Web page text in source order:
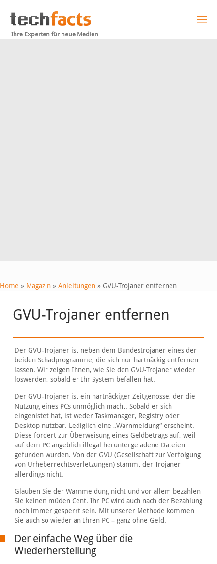
Ihre Experten für neue Medien
Home » Magazin » Anleitungen » GVU-Trojaner entfernen
GVU-Trojaner entfernen
Der GVU-Trojaner ist neben dem Bundestrojaner eines der
beiden Schadprogramme, die sich nur hartnäckig entfernen
lassen. Wir zeigen Ihnen, wie Sie den GVU-Trojaner wieder
loswerden, sobald er Ihr System befallen hat.
Der GVU-Trojaner ist ein hartnäckiger Zeitgenosse, der die
Nutzung eines PCs unmöglich macht. Sobald er sich
eingenistet hat, ist weder Taskmanager, Registry oder
Desktop nutzbar. Lediglich eine „Warnmeldung“ erscheint.
Diese fordert zur Überweisung eines Geldbetrags auf, weil
auf dem PC angeblich illegal heruntergeladene Dateien
gefunden wurden. Von der GVU (Gesellschaft zur Verfolgung
von Urheberrechtsverletzungen) stammt der Trojaner
allerdings nicht.
Glauben Sie der Warnmeldung nicht und vor allem bezahlen
Sie keinen müden Cent. Ihr PC wird auch nach der Bezahlung
noch immer gesperrt sein. Mit unserer Methode kommen
Sie auch so wieder an Ihren PC – ganz ohne Geld.
Der einfache Weg über die
Wiederherstellung